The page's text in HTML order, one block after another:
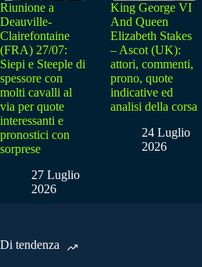
Riunione a
Deauville-
Clairefontaine
(FRA) 27/07:
Siepi e Steeple di
spessore con
molti cavalli al
via per quote
interessanti e
pronostici con
sorprese
27 Luglio
2026
King George VI
And Queen
Elizabeth Stakes
– Ascot (UK):
attori, commenti,
prono, quote
indicative ed
analisi della corsa
24 Luglio
2026
Di tendenza